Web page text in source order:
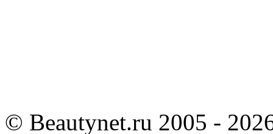
© Beautynet.ru 2005 -